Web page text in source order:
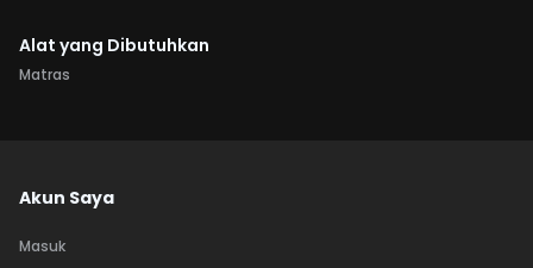
Alat yang Dibutuhkan
Matras
Akun Saya
Masuk